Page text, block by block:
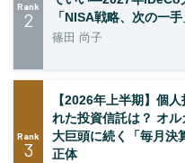
Rank
2
「NISA戦略、次の一手
篠田 尚子
Rank
3
【2026年上半期】個
れた投資信託は？ オ
大巨頭に続く「毎月決
正体